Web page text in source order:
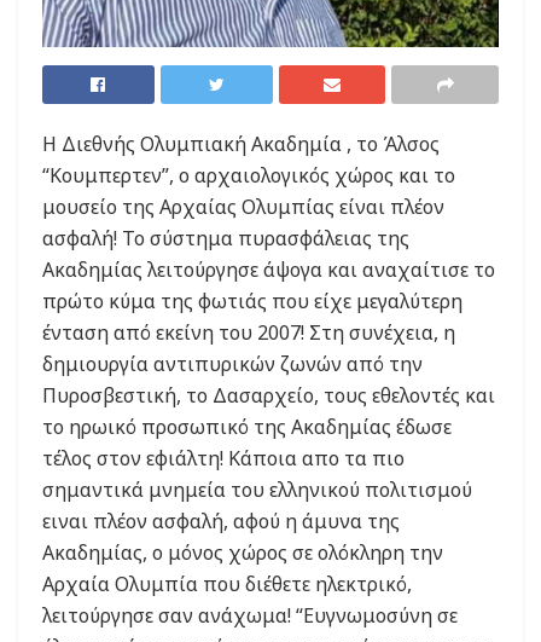
Η Διεθνής Ολυμπιακή Ακαδημία , το Άλσος
“Κουμπερτεν”, ο αρχαιολογικός χώρος και το
μουσείο της Αρχαίας Ολυμπίας είναι πλέον
ασφαλή! Το σύστημα πυρασφάλειας της
Ακαδημίας λειτούργησε άψογα και αναχαίτισε το
πρώτο κύμα της φωτιάς που είχε μεγαλύτερη
ένταση από εκείνη του 2007! Στη συνέχεια, η
δημιουργία αντιπυρικών ζωνών από την
Πυροσβεστική, το Δασαρχείο, τους εθελοντές και
το ηρωικό προσωπικό της Ακαδημίας έδωσε
τέλος στον εφιάλτη! Κάποια απο τα πιο
σημαντικά μνημεία του ελληνικού πολιτισμού
ειναι πλέον ασφαλή, αφού η άμυνα της
Ακαδημίας, ο μόνος χώρος σε ολόκληρη την
Αρχαία Ολυμπία που διέθετε ηλεκτρικό,
λειτούργησε σαν ανάχωμα! “Ευγνωμοσύνη σε